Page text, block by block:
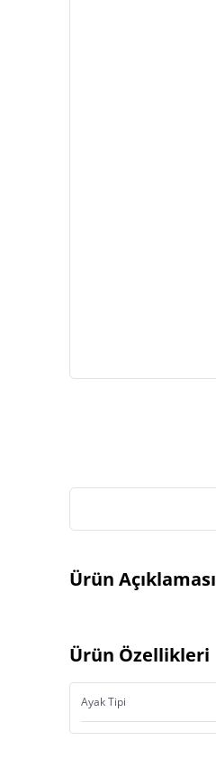
Ürün Açıklaması
Ürün Özellikleri
Ayak Tipi